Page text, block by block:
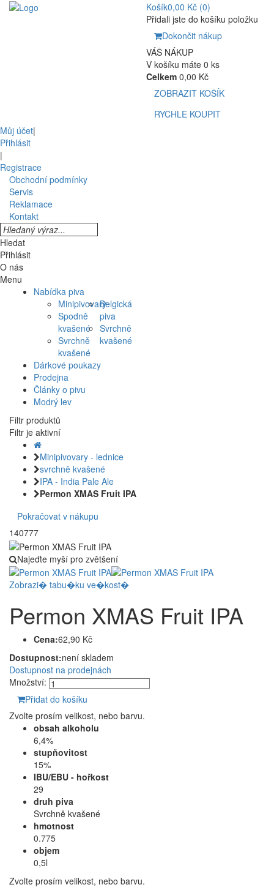
Košík0,00 Kč (0)
Přidali jste do košíku položku
Dokončit nákup
VÁŠ NÁKUP
V košíku máte 0 ks
Celkem 0,00 Kč
ZOBRAZIT KOŠÍK
RYCHLE KOUPIT
Můj účet|
Přihlásit
|
Registrace
Obchodní podmínky
Servis
Reklamace
Kontakt
Hledat
Přihlásit
O nás
Menu
Nabídka piva
Minipivovary
Spodně
kvašené
Svrchně
kvašené
Belgická
piva
Svrchně
kvašené
Dárkové poukazy
Prodejna
Články o pivu
Modrý lev
Filtr produktů
Filtr je aktivní
Minipivovary - lednice
svrchně kvašené
IPA - India Pale Ale
Permon XMAS Fruit IPA
Pokračovat v nákupu
140777
Najeďte myší pro zvětšení
Zobrazi� tabu�ku ve�kost�
Permon XMAS Fruit IPA
Cena:62,90 Kč
Dostupnost:není skladem
Dostupnost na prodejnách
Množství:
Přidat do košíku
Zvolte prosím velikost, nebo barvu.
obsah alkoholu
6,4%
stupňovitost
15%
IBU/EBU - hořkost
29
druh piva
Svrchně kvašené
hmotnost
0.775
objem
0,5l
Zvolte prosím velikost, nebo barvu.